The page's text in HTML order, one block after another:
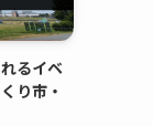
るイベ
り市・